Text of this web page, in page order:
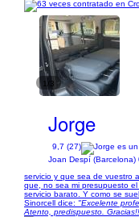
1/3
Jorge
9,7 (27)
Joan Despí (Barcelona)
servicio y que sea de vuestro
que, no sea mi presupuesto
servicio barato. Y como se
Sinorcell dice: "Excelente
Atento, predispuesto.